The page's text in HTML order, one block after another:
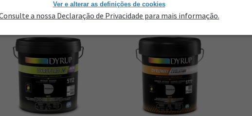
Ver e alterar as definições de cookies
a nossa Declaração de Privacidade para mais informação.